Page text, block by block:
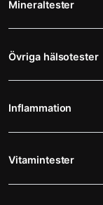
Mineraltester
Övriga hälsotester
Inflammation
Vitamintester